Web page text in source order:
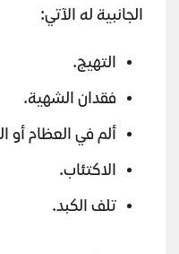
الجانبية له الآتي:
التهيج.
فقدان الشهية.
ألم في العظام أو
الاكتئاب.
تلف الكبد.